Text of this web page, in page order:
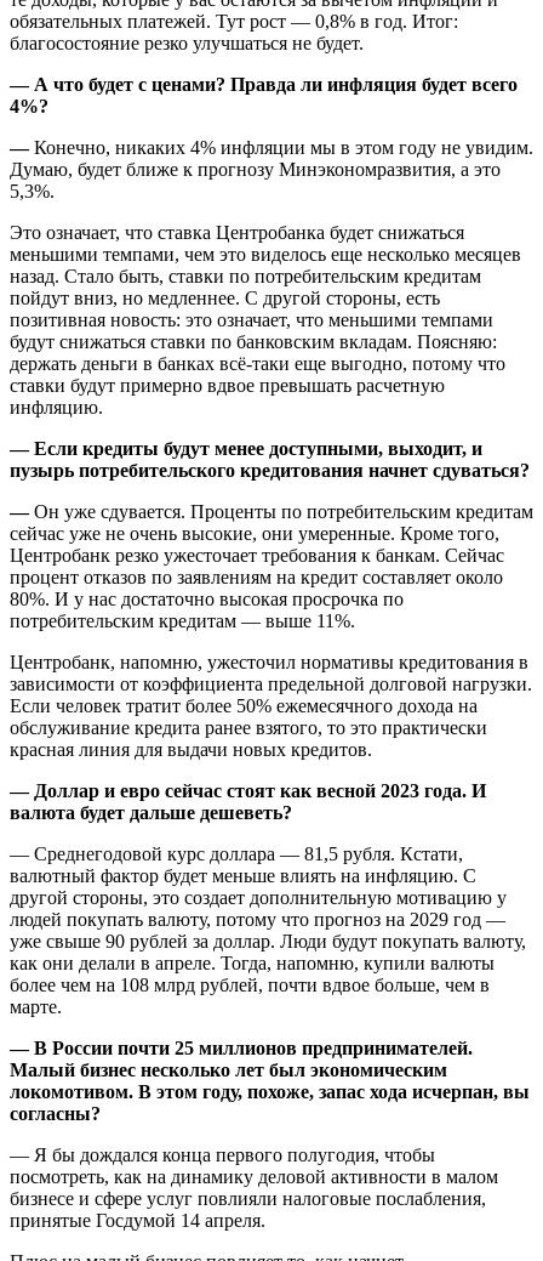
обязательных платежей. Тут рост — 0,8% в год. Итог:
благосостояние резко улучшаться не будет.
— А что будет с ценами? Правда ли инфляция будет всего
4%?
—Конечно, никаких 4% инфляции мы в этом году не увидим.
Думаю, будет ближе к прогнозу Минэкономразвития, а это
5,3%.
Это означает, что ставка Центробанка будет снижаться
меньшими темпами, чем это виделось еще несколько месяцев
назад. Стало быть, ставки по потребительским кредитам
пойдут вниз, но медленнее. С другой стороны, есть
позитивная новость: это означает, что меньшими темпами
будут снижаться ставки по банковским вкладам. Поясняю:
держать деньги в банках всё-таки еще выгодно, потому что
ставки будут примерно вдвое превышать расчетную
инфляцию.
— Если кредиты будут менее доступными, выходит, и
пузырь потребительского кредитования начнет сдуваться?
—Он уже сдувается. Проценты по потребительским кредитам
сейчас уже не очень высокие, они умеренные. Кроме того,
Центробанк резко ужесточает требования к банкам. Сейчас
процент отказов по заявлениям на кредит составляет около
80%. И у нас достаточно высокая просрочка по
потребительским кредитам — выше 11%.
Центробанк, напомню, ужесточил нормативы кредитования в
зависимости от коэффициента предельной долговой нагрузки.
Если человек тратит более 50% ежемесячного дохода на
обслуживание кредита ранее взятого, то это практически
красная линия для выдачи новых кредитов.
— Доллар и евро сейчас стоят как весной 2023 года. И
валюта будет дальше дешеветь?
— Среднегодовой курс доллара — 81,5 рубля. Кстати,
валютный фактор будет меньше влиять на инфляцию. С
другой стороны, это создает дополнительную мотивацию у
людей покупать валюту, потому что прогноз на 2029 год —
уже свыше 90 рублей за доллар. Люди будут покупать валюту,
как они делали в апреле. Тогда, напомню, купили валюты
более чем на 108 млрд рублей, почти вдвое больше, чем в
марте.
— В России почти 25 миллионов предпринимателей.
Малый бизнес несколько лет был экономическим
локомотивом. В этом году, похоже, запас хода исчерпан, вы
согласны?
— Я бы дождался конца первого полугодия, чтобы
посмотреть, как на динамику деловой активности в малом
бизнесе и сфере услуг повлияли налоговые послабления,
принятые Госдумой 14 апреля.